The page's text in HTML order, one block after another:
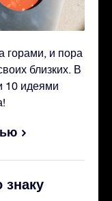
горами, и пора
близких. В
10 идеями